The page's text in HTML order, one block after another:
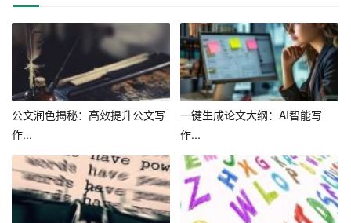
对生成的内容进行充分的审查和修改。
总的来说，写作自动生成器已经成为高效内容创作的秘
密。它们可以快速生成大量高质量的内容，提高内容的准
确性，并生成多样化的内容。然而，创作者需要意识到它
们的局限性，并谨慎使用。只有这样，我们才能充分利用
写作自动生成器的优势，创造出更多有吸引力和价值的内
容。
公文润色揭秘：高效提升公文写
作...
一键生成论文大纲：AI智能写
作...